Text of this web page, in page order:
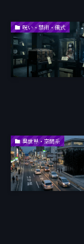
呪い・禁術・儀式
異世界・空間系